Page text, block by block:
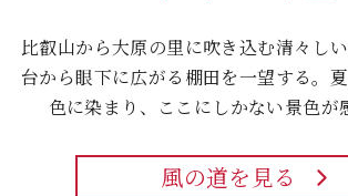
比叡山から大原の里に吹き込む清々しい
台から眼下に広がる棚田を一望する。
色に染まり、ここにしかない景色が
風の道を見る